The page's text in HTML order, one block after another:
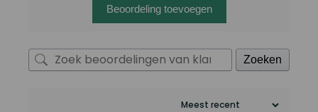
Beoordeling toevoegen
Zoeken